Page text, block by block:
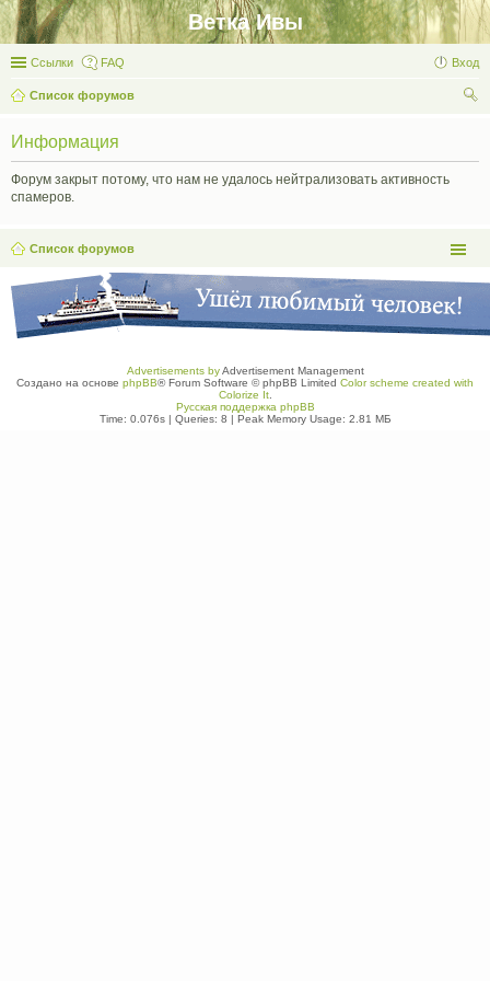
Ветка Ивы
Ссылки FAQ Вход
Список форумов
Информация
Форум закрыт потому, что нам не удалось нейтрализовать активность
спамеров.
Список форумов
Advertisements byAdvertisement Management
Создано на основе phpBB® Forum Software © phpBB Limited Color scheme created with
Colorize It.
Русская поддержка phpBB
Time: 0.076s| Queries: 8 | Peak Memory Usage: 2.81 МБ